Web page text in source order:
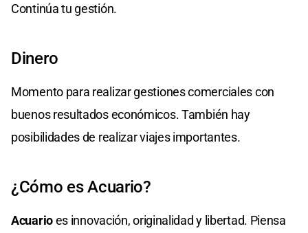
Continúa tu gestión.
Dinero
Momento para realizar gestiones comerciales con
buenos resultados económicos. También hay
posibilidades de realizar viajes importantes.
¿Cómo es Acuario?
Acuarioes innovación, originalidad y libertad. Piensa